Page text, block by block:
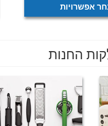
אפשרויות
החנות